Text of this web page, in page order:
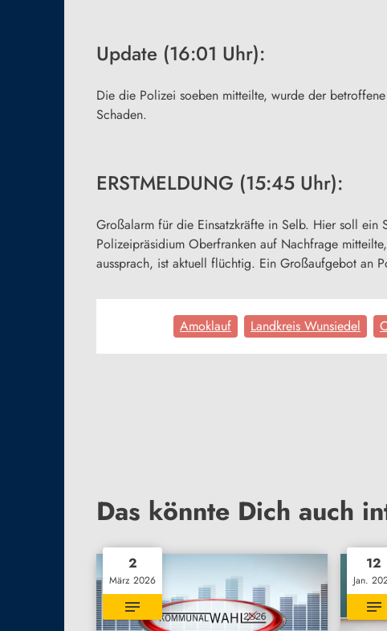
Update (16:01 Uhr):
Die die Polizei soeben mitteilte, wurde der
Schaden.
ERSTMELDUNG (15:45 Uhr):
Großalarm für die Einsatzkräfte in Selb. Hier soll ein
Polizeipräsidium Oberfranken auf Nachfrage
aussprach, ist aktuell flüchtig. Ein Großaufgebot an
Amoklauf Landkreis Wunsiedel
Das könnte Dich auch
2
März 2026
12
Jan.